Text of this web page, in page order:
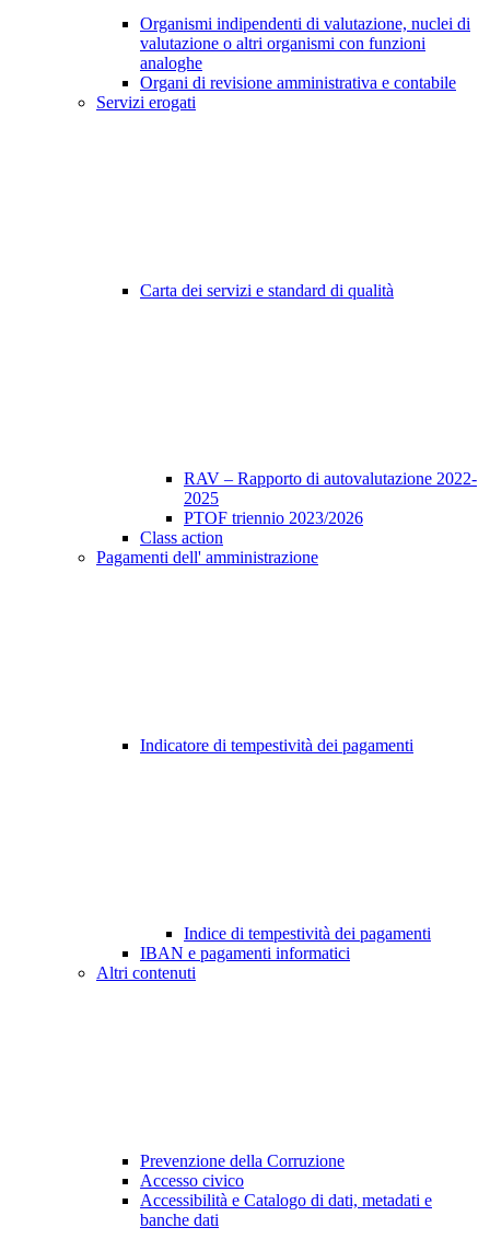
Organismi indipendenti di valutazione, nuclei di
valutazione o altri organismi con funzioni
analoghe
Organi di revisione amministrativa e contabile
Servizi erogati
Carta dei servizi e standard di qualità
RAV – Rapporto di autovalutazione 2022-
2025
PTOF triennio 2023/2026
Class action
Pagamenti dell' amministrazione
Indicatore di tempestività dei pagamenti
Indice di tempestività dei pagamenti
IBAN e pagamenti informatici
Altri contenuti
Prevenzione della Corruzione
Accesso civico
Accessibilità e Catalogo di dati, metadati e
banche dati